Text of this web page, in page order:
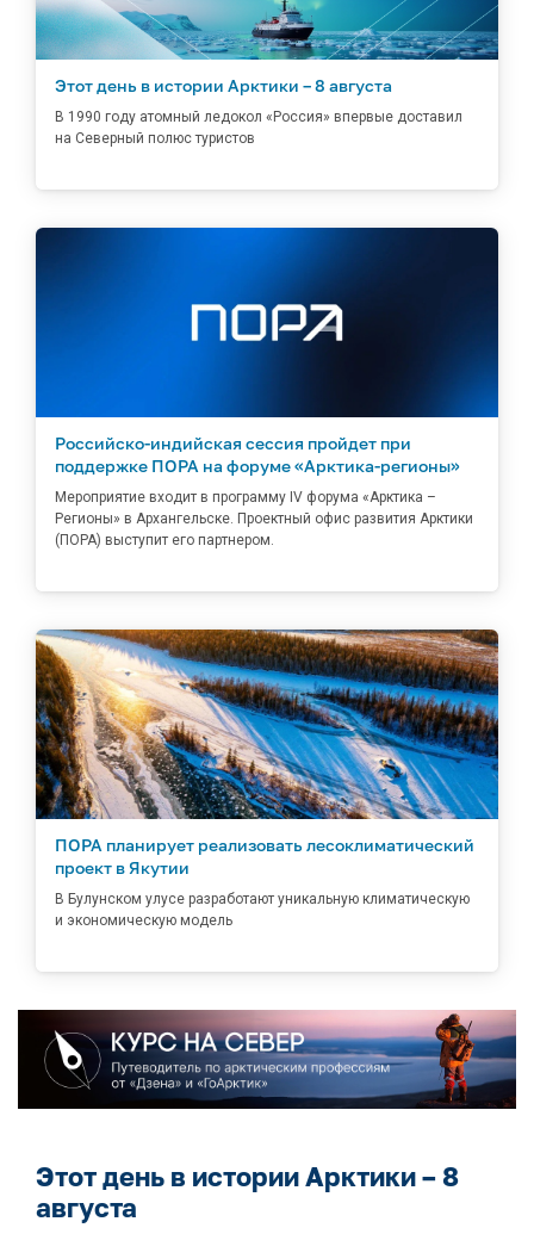
Этот день в истории Арктики – 8 августа
В 1990 году атомный ледокол «Россия» впервые доставил
на Северный полюс туристов
Российско-индийская сессия пройдет при
поддержке ПОРА на форуме «Арктика-регионы»
Мероприятие входит в программу IV форума «Арктика –
Регионы» в Архангельске. Проектный офис развития Арктики
(ПОРА) выступит его партнером.
ПОРА планирует реализовать лесоклиматический
проект в Якутии
В Булунском улусе разработают уникальную климатическую
и экономическую модель
Этот день в истории Арктики – 8
августа